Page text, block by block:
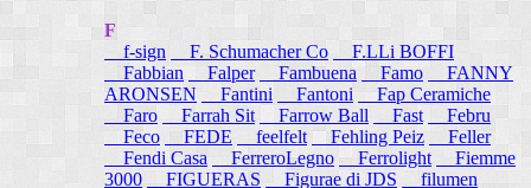
F
f-sign
F. Schumacher Co
F.LLi BOFFI
Fabbian
Falper Fambuena Famo
FANNY
ARONSEN
Fantini Fantoni
Fap Ceramiche
Faro
Farrah Sit Farrow Ball Fast
Febru
Feco
FEDE feelfelt Fehling Peiz
Feller
Fendi Casa
FerreroLegno Ferrolight
Fiemme
3000
FIGUERAS Figurae di JDS
filumen